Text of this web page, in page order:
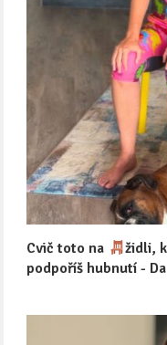
Cvič toto na
židli,
podpoříš hubnutí -